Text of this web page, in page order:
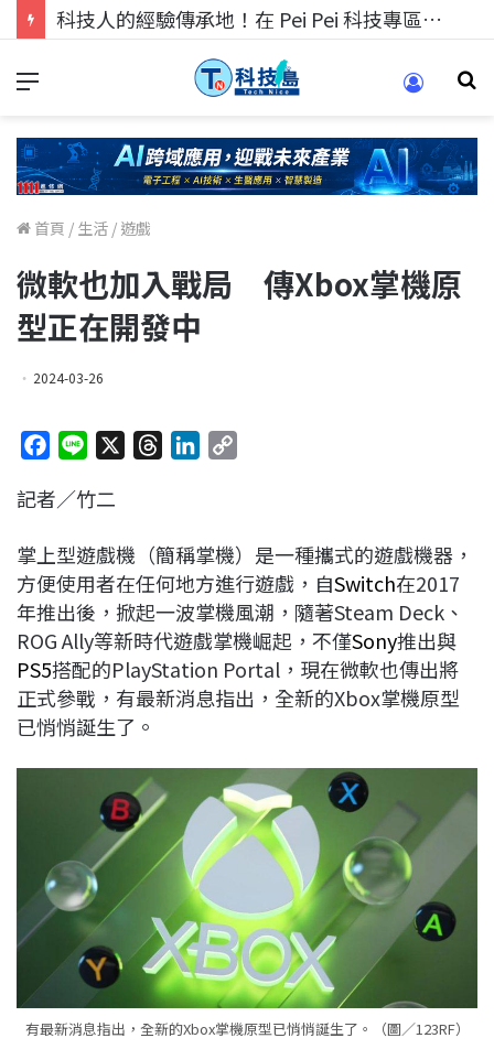
科技人找工作，就到TECH+ 科技專區!
首頁 / 生活 / 遊戲
微軟也加入戰局 傳Xbox掌機原
型正在開發中
2024-03-26
c
b
o
o
k
n
a
d
s
e
d
I
n
L
i
n
k
記者／竹二
掌上型遊戲機（簡稱掌機）是一種攜式的遊戲機器，
方便使用者在任何地方進行遊戲，自Switch在2017
年推出後，掀起一波掌機風潮，隨著Steam Deck、
ROG Ally等新時代遊戲掌機崛起，不僅Sony推出與
PS5搭配的PlayStation Portal，現在微軟也傳出將
正式參戰，有最新消息指出，全新的Xbox掌機原型
已悄悄誕生了。
有最新消息指出，全新的Xbox掌機原型已悄悄誕生了。（圖／123RF）